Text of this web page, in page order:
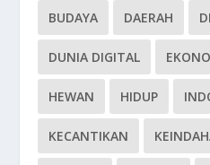
BUDAYA DAERAH
DUNIA DIGITAL
HEWAN HIDUP
KECANTIKAN